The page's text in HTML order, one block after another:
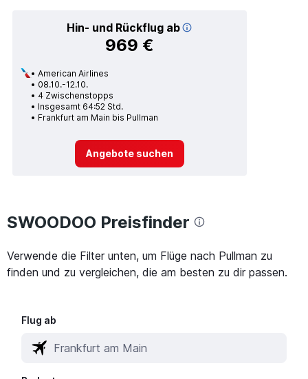
Hin- und Rückflug ab
969 €
American Airlines
08.10.-12.10.
4 Zwischenstopps
Insgesamt 64:52 Std.
Frankfurt am Main bis Pullman
Angebote suchen
SWOODOO Preisfinder
Verwende die Filter unten, um Flüge nach Pullman zu
finden und zu vergleichen, die am besten zu dir passen.
Flug ab